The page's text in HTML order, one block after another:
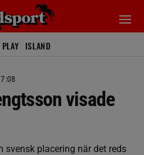
PLAY ISLAND
visade
svensk placering när det reds